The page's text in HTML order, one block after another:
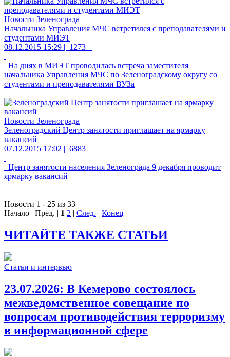
Новости Зеленограда
Начальника Управления МЧС встретился с преподавателями и
студентами МИЭТ
08.12.2015 15:29 | 1273
На днях в МИЭТ проводилась встреча заместителя
начальника Управления МЧС по Зеленоградскому округу со
студентами и преподавателями ВУЗа
Новости Зеленограда
Зеленоградский Центр занятости приглашает на ярмарку
вакансий
07.12.2015 17:02 | 6883
Центр занятости населения Зеленограда 9 декабря проводит
ярмарку вакансий
Новости 1 - 25 из 33
Начало | Пред. | 1 2 | След. | Конец
ЧИТАЙТЕ ТАКЖЕ СТАТЬИ
Статьи и интервью
23.07.2026: В Кемерово состоялось
межведомственное совещание по
вопросам противодействия терроризму
в информационной сфере